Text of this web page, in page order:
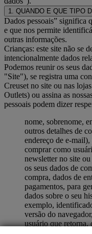
1. QUANDO E QUE TIPO
Dados pessoais” significa
e que nos permite
outras informações.
Crianças: este site não se
intencionalmente dados
Podemos reunir os seus
"Site"), se registra uma
Creuset no site ou nas
Outlets) ou assina as
pessoais podem dizer
nome, sobrenome,
outros detalhes de
endereço de e-
comprar como
newsletter no site
os seus dados de
compra, dados de
pagamentos, para
dados sobre o seu
exemplo,
versão do
usuário que retorna,